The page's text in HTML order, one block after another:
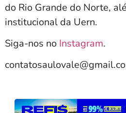
do Rio Grande do Norte,
institucional da Uern.
Siga-nos no Instagram.